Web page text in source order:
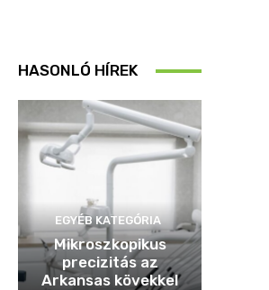
HASONLÓ HÍREK
EGYÉB KATEGÓRIA
Mikroszkopikus
precizitás az
Arkansas kövekkel